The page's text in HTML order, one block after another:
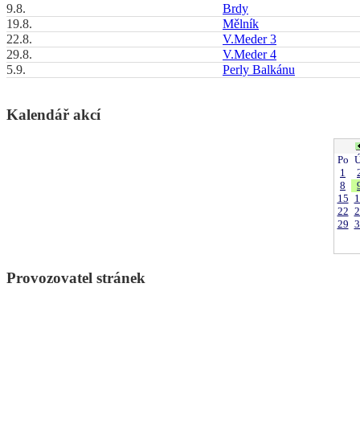
9.8.
Brdy
19.8.
Mělník
22.8.
V.Meder 3
29.8.
V.Meder 4
5.9.
Perly Balkánu
Kalendář akcí
Po
1
8
15
22
29
Provozovatel stránek